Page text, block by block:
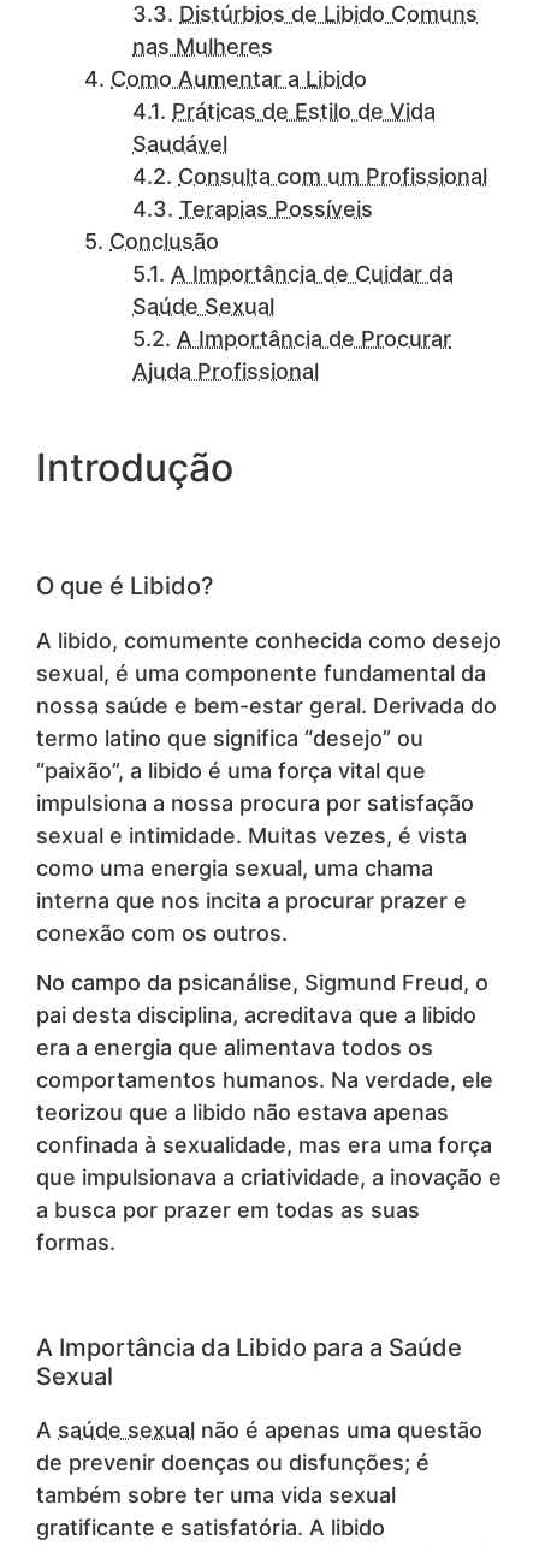
Distúrbios de Libido Comuns
nas Mulheres
Como Aumentar a Libido
Práticas de Estilo de Vida
Saudável
Consulta com um Profissional
Terapias Possíveis
Conclusão
A Importância de Cuidar da
Saúde Sexual
A Importância de Procurar
Ajuda Profissional
Introdução
O que é Libido?
A libido, comumente conhecida como desejo
sexual, é uma componente fundamental da
nossa saúde e bem-estar geral. Derivada do
termo latino que significa “desejo” ou
“paixão”, a libido é uma força vital que
impulsiona a nossa procura por satisfação
sexual e intimidade. Muitas vezes, é vista
como uma energia sexual, uma chama
interna que nos incita a procurar prazer e
conexão com os outros.
No campo da psicanálise, Sigmund Freud, o
pai desta disciplina, acreditava que a libido
era a energia que alimentava todos os
comportamentos humanos. Na verdade, ele
teorizou que a libido não estava apenas
confinada à sexualidade, mas era uma força
que impulsionava a criatividade, a inovação e
a busca por prazer em todas as suas
formas.
A Importância da Libido para a Saúde
Sexual
A saúde sexual não é apenas uma questão
de prevenir doenças ou disfunções; é
também sobre ter uma vida sexual
gratificante e satisfatória. A libido